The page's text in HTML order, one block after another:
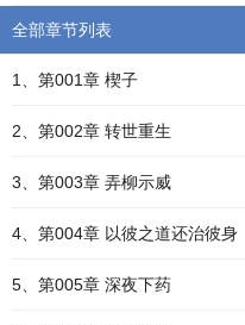
全部章节列表
1、第001章 楔子
2、第002章 转世重生
3、第003章 弄柳示威
4、第004章 以彼之道还治彼身
5、第005章 深夜下药